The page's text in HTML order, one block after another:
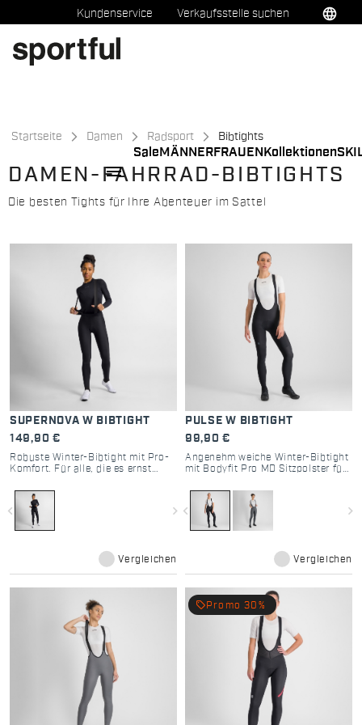
Inhalt
springen
Navigation
springen
Kundenservice Verkaufsstelle suchen language
Sale MÄNNERFRAUEN Kollektionen
menu
Startseite Damen Radsport Bibtights
DAMEN-FAHRRAD-BIBTIGHTS
Die besten Tights für Ihre Abenteuer im Sattel
SUPERNOVA W BIBTIGHT
149,90 €
Robuste Winter-Bibtight mit Pro-
Komfort. Für alle, die es ernst
navigate_before navigate_next
Vergleichen
PULSE W BIBTIGHT
99,90 €
Angenehm weiche Winter-Bibtight
mit Bodyfit Pro MD Sitzpolster für
Rides.
navigate_before navigate_next
Vergleichen
local_offer Promo 30%